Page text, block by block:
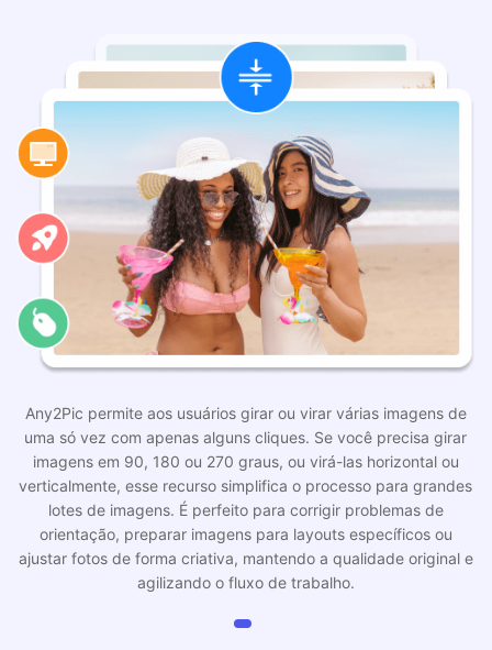
Gire e vire várias imagens de uma
vez
Any2Pic permite aos usuários girar ou virar várias imagens de
uma só vez com apenas alguns cliques. Se você precisa girar
imagens em 90, 180 ou 270 graus, ou virá-las horizontal ou
verticalmente, esse recurso simplifica o processo para grandes
lotes de imagens. É perfeito para corrigir problemas de